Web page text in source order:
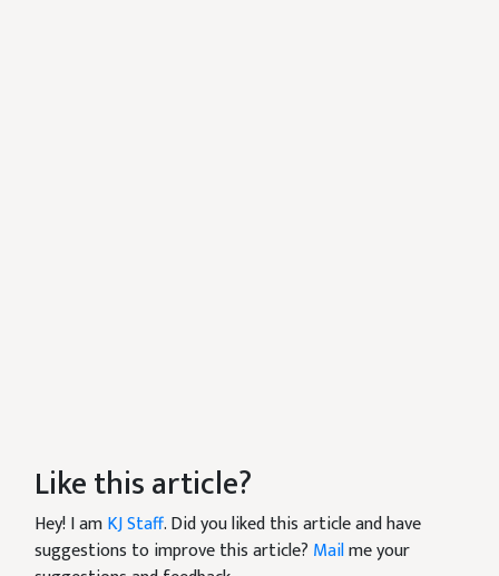
Like this article?
Hey! I amKJ Staff. Did you liked this article and have
suggestions to improve this article? Mailme your